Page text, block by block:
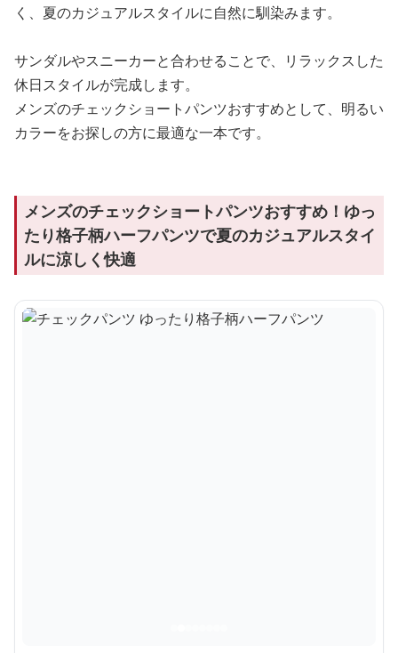
く、夏のカジュアルスタイルに自然に馴染みます。
サンダルやスニーカーと合わせることで、リラックスした
休日スタイルが完成します。
メンズのチェックショートパンツおすすめとして、明るい
カラーをお探しの方に最適な一本です。
メンズのチェックショートパンツおすすめ！ゆっ
たり格子柄ハーフパンツで夏のカジュアルスタイ
ルに涼しく快適